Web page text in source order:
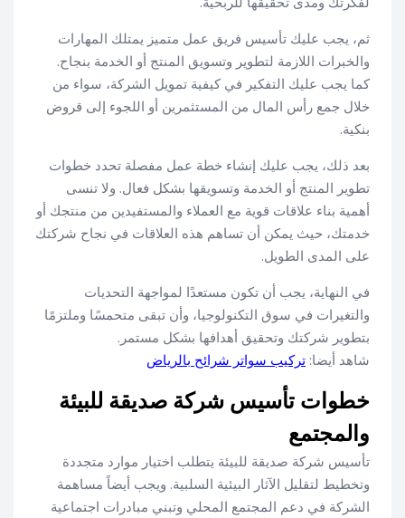
ثم، يجب عليك تأسيس فريق عمل متميز يمتلك المهارات
والخبرات اللازمة لتطوير وتسويق المنتج أو الخدمة بنجاح.
كما يجب عليك التفكير في كيفية تمويل الشركة، سواء من
خلال جمع رأس المال من المستثمرين أو اللجوء إلى قروض
بنكية.
بعد ذلك، يجب عليك إنشاء خطة عمل مفصلة تحدد خطوات
تطوير المنتج أو الخدمة وتسويقها بشكل فعال. ولا تنسى
أهمية بناء علاقات قوية مع العملاء والمستفيدين من منتجك أو
خدمتك، حيث يمكن أن تساهم هذه العلاقات في نجاح شركتك
على المدى الطويل.
في النهاية، يجب أن تكون مستعدًا لمواجهة التحديات
والتغيرات في سوق التكنولوجيا، وأن تبقى متحمسًا وملتزمًا
بتطوير شركتك وتحقيق أهدافها بشكل مستمر.
شاهد أيضا: تركيب سواتر شرائح بالرياض
خطوات تأسيس شركة صديقة للبيئة
والمجتمع
تأسيس شركة صديقة للبيئة يتطلب اختيار موارد متجددة
وتخطيط لتقليل الآثار البيئية السلبية. ويجب أيضاً مساهمة
الشركة في دعم المجتمع المحلي وتبني مبادرات اجتماعية